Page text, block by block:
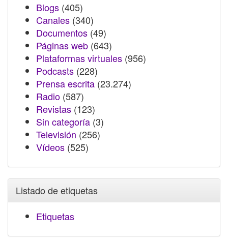
Blogs (405)
Canales (340)
Documentos (49)
Páginas web (643)
Plataformas virtuales (956)
Podcasts (228)
Prensa escrita (23.274)
Radio (587)
Revistas (123)
Sin categoría (3)
Televisión (256)
Vídeos (525)
Listado de etiquetas
Etiquetas